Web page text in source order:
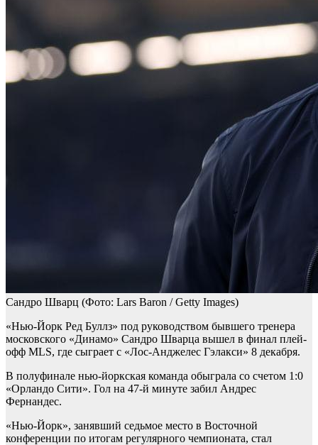
Сандро Шварц (Фото: Lars Baron / Getty Images)
«Нью-Йорк Ред Буллз» под руководством бывшего тренера
московского «Динамо» Сандро Шварца вышел в финал плей-
офф MLS, где сыграет с «Лос-Анджелес Гэлакси» 8 декабря.
В полуфинале нью-йоркская команда обыграла со счетом 1:0
«Орландо Сити». Гол на 47-й минуте забил Андрес
Фернандес.
«Нью-Йорк», занявший седьмое место в Восточной
конференции по итогам регулярного чемпионата, стал